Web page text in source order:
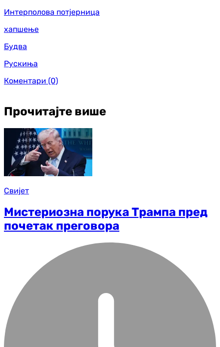
Интерполова потјерница
хапшење
Будва
Рускиња
Коментари (0)
Прочитајте више
Свијет
Мистериозна порука Трампа пред
почетак преговора